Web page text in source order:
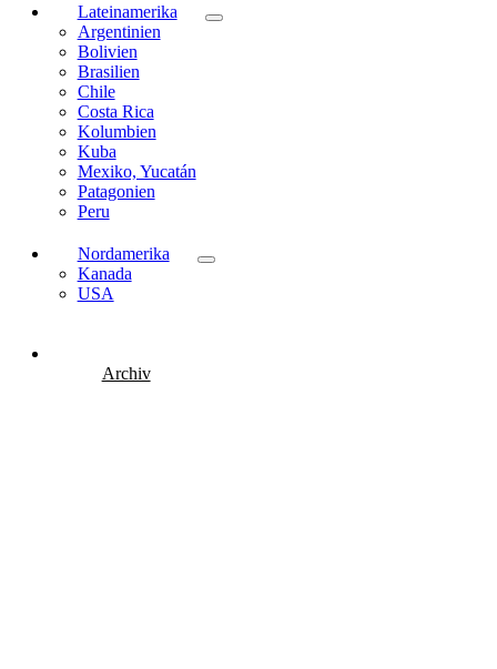
Lateinamerika
Argentinien
Bolivien
Brasilien
Chile
Costa Rica
Kolumbien
Kuba
Mexiko, Yucatán
Patagonien
Peru
Nordamerika
Kanada
USA
Archiv